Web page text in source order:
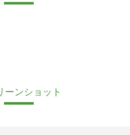
ーンショット